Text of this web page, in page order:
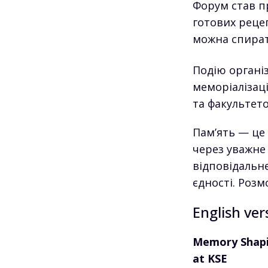
Форум став
готових
можна
Подію
та
Пам’ять —
через
єдності.
English
Memory
at KSE